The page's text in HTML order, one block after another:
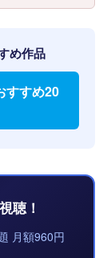
め作品
すすめ20
聴！
月額960円